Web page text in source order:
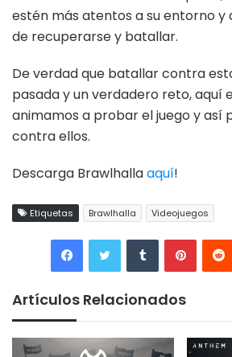
estén más atentos a su entorno y
de recuperarse y batallar.
De verdad que batallar contra
pasada y un verdadero reto, aquí
animamos a probar el juego y así
contra ellos.
Descarga Brawlhallaaquí!
Etiquetas Brawlhalla Videojuegos
Tumblr
Artículos Relacionados